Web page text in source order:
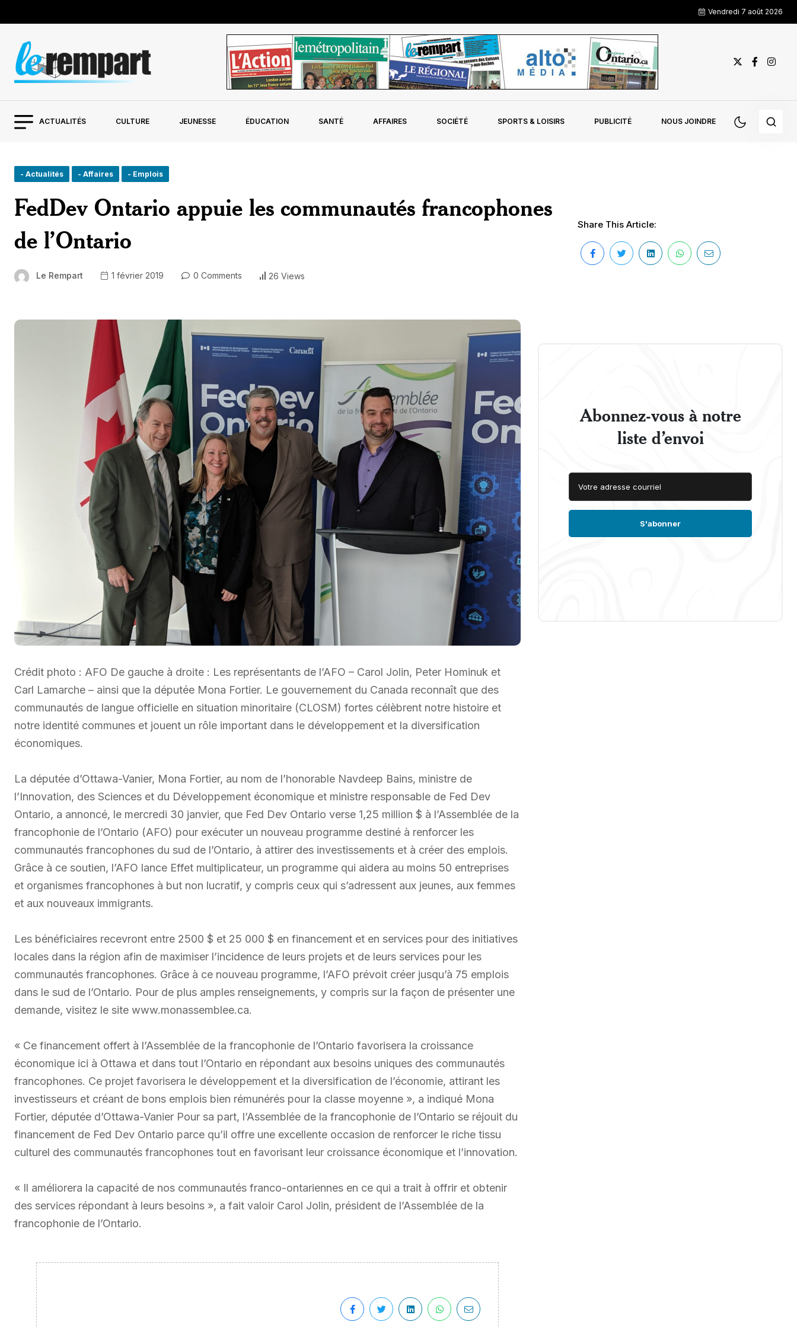
Vendredi 7 août 2026
ACTUALITÉS CULTURE JEUNESSE ÉDUCATION SANTÉ AFFAIRES SOCIÉTÉ SPORTS & LOISIRS PUBLICITÉ NOUS JOINDRE
- Actualités - Affaires - Emplois
FedDev Ontario appuie les communautés francophones
de l’Ontario
Le Rempart 1 février 2019 0 Comments 26 Views
Share This Article:
Crédit photo : AFO De gauche à droite : Les représentants de l’AFO – Carol Jolin, Peter Hominuk et
Carl Lamarche – ainsi que la députée Mona Fortier. Le gouvernement du Canada reconnaît que des
communautés de langue officielle en situation minoritaire (CLOSM) fortes célèbrent notre histoire et
notre identité communes et jouent un rôle important dans le développement et la diversification
économiques.
La députée d’Ottawa-Vanier, Mona Fortier, au nom de l’honorable Navdeep Bains, ministre de
l’Innovation, des Sciences et du Développement économique et ministre responsable de Fed Dev
Ontario, a annoncé, le mercredi 30 janvier, que Fed Dev Ontario verse 1,25 million $ à l’Assemblée de la
francophonie de l’Ontario (AFO) pour exécuter un nouveau programme destiné à renforcer les
communautés francophones du sud de l’Ontario, à attirer des investissements et à créer des emplois.
Grâce à ce soutien, l’AFO lance Effet multiplicateur, un programme qui aidera au moins 50 entreprises
et organismes francophones à but non lucratif, y compris ceux qui s’adressent aux jeunes, aux femmes
et aux nouveaux immigrants.
Les bénéficiaires recevront entre 2500 $ et 25 000 $ en financement et en services pour des initiatives
locales dans la région afin de maximiser l’incidence de leurs projets et de leurs services pour les
communautés francophones. Grâce à ce nouveau programme, l’AFO prévoit créer jusqu’à 75 emplois
dans le sud de l’Ontario. Pour de plus amples renseignements, y compris sur la façon de présenter une
demande, visitez le site www.monassemblee.ca.
« Ce financement offert à l’Assemblée de la francophonie de l’Ontario favorisera la croissance
économique ici à Ottawa et dans tout l’Ontario en répondant aux besoins uniques des communautés
francophones. Ce projet favorisera le développement et la diversification de l’économie, attirant les
investisseurs et créant de bons emplois bien rémunérés pour la classe moyenne », a indiqué Mona
Fortier, députée d’Ottawa-Vanier Pour sa part, l’Assemblée de la francophonie de l’Ontario se réjouit du
financement de Fed Dev Ontario parce qu’il offre une excellente occasion de renforcer le riche tissu
culturel des communautés francophones tout en favorisant leur croissance économique et l’innovation.
« Il améliorera la capacité de nos communautés franco-ontariennes en ce qui a trait à offrir et obtenir
des services répondant à leurs besoins », a fait valoir Carol Jolin, président de l’Assemblée de la
francophonie de l’Ontario.
Abonnez-vous à notre
liste d’envoi